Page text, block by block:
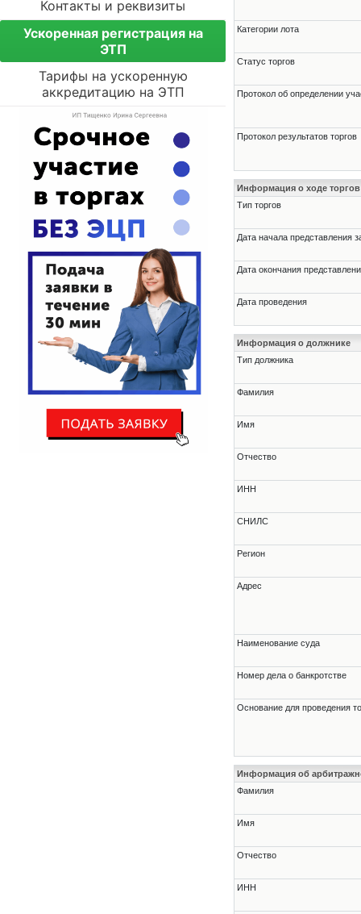
Контакты и реквизиты
Ускоренная регистрация на
ЭТП
Тарифы на ускоренную
аккредитацию на ЭТП
Категории лота
Статус торгов
Протокол об определении
Протокол результатов торгов
Информация о ходе торгов
Тип торгов
Дата начала представления
Дата окончания
Дата проведения
Информация о должнике
Тип должника
Фамилия
Имя
Отчество
ИНН
СНИЛС
Регион
Адрес
Наименование суда
Номер дела о банкротстве
Основание для проведения
Информация об
Фамилия
Имя
Отчество
ИНН